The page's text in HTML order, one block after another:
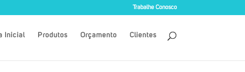
Trabalhe Conosco
Inicial Produtos Orçamento Clientes